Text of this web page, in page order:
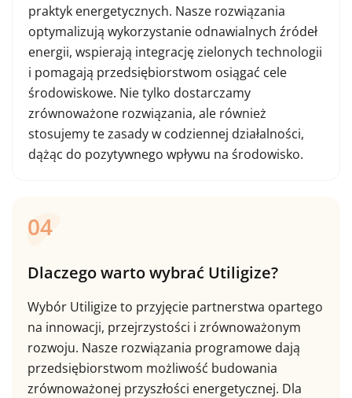
praktyk energetycznych. Nasze rozwiązania
optymalizują wykorzystanie odnawialnych źródeł
energii, wspierają integrację zielonych technologii
i pomagają przedsiębiorstwom osiągać cele
środowiskowe. Nie tylko dostarczamy
zrównoważone rozwiązania, ale również
stosujemy te zasady w codziennej działalności,
dążąc do pozytywnego wpływu na środowisko.
04
Dlaczego warto wybrać Utiligize?
Wybór Utiligize to przyjęcie partnerstwa opartego
na innowacji, przejrzystości i zrównoważonym
rozwoju. Nasze rozwiązania programowe dają
przedsiębiorstwom możliwość budowania
zrównoważonej przyszłości energetycznej. Dla